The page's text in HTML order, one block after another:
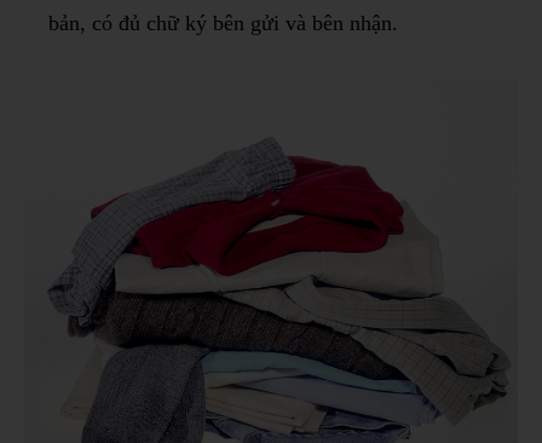
bản, có đủ chữ ký bên gửi và bên nhận.